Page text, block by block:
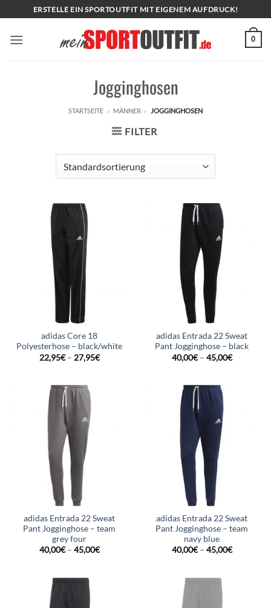
Inhalt
springen
ERSTELLE EIN SPORTOUTFIT MIT EIGENEM AUFDRUCK!
0
Jogginghosen
STARTSEITE » MÄNNER » JOGGINGHOSEN
FILTER
adidas Core 18
Polyesterhose – black/white
22,95€– 27,95€
adidas Entrada 22 Sweat
Pant Jogginghose – black
40,00€– 45,00€
adidas Entrada 22 Sweat
Pant Jogginghose – team
grey four
40,00€– 45,00€
adidas Entrada 22 Sweat
Pant Jogginghose – team
navy blue
40,00€– 45,00€